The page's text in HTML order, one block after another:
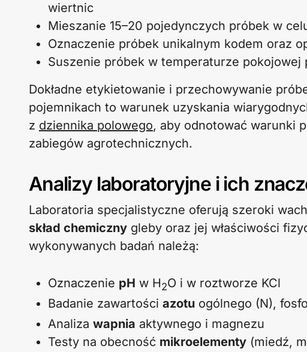
wiertnic
Mieszanie 15–20 pojedynczych próbek w
Oznaczenie próbek unikalnym kodem oraz
Suszenie próbek w temperaturze pokojowej
Dokładne etykietowanie i przechowywanie
pojemnikach to warunek uzyskania
z dziennika polowego, aby odnotować warunki
zabiegów agrotechnicznych.
Analizy laboratoryjne i ich
Laboratoria specjalistyczne oferują szeroki
skład chemiczny gleby oraz jej właściwości
wykonywanych badań należą:
Oznaczenie pH w H2O i w roztworze KCl
Badanie zawartości azotu ogólnego (N),
Analiza wapnia aktywnego i magnezu
Testy na obecność mikroelementy (miedź,